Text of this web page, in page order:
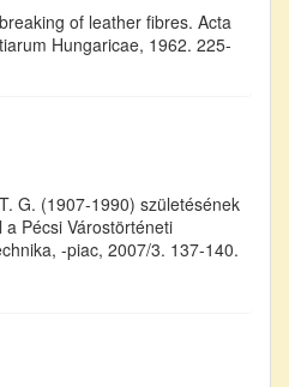
of leather fibres. Acta
Hungaricae, 1962. 225-
G. (1907-1990) születésének
Pécsi Várostörténeti
-piac, 2007/3. 137-140.